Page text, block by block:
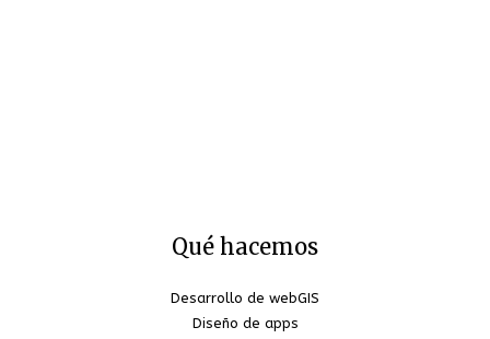
Qué hacemos
Desarrollo de webGIS
Diseño de apps